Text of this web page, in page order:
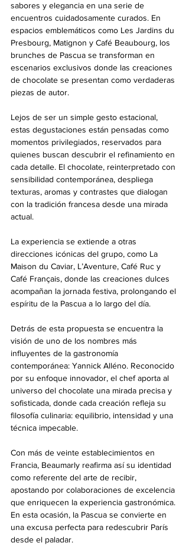
sabores y elegancia en una serie de
encuentros cuidadosamente curados. En
espacios emblemáticos como Les Jardins du
Presbourg, Matignon y Café Beaubourg, los
brunches de Pascua se transforman en
escenarios exclusivos donde las creaciones
de chocolate se presentan como verdaderas
piezas de autor.
Lejos de ser un simple gesto estacional,
estas degustaciones están pensadas como
momentos privilegiados, reservados para
quienes buscan descubrir el refinamiento en
cada detalle. El chocolate, reinterpretado con
sensibilidad contemporánea, despliega
texturas, aromas y contrastes que dialogan
con la tradición francesa desde una mirada
actual.
La experiencia se extiende a otras
direcciones icónicas del grupo, como La
Maison du Caviar, L’Aventure, Café Ruc y
Café Français, donde las creaciones dulces
acompañan la jornada festiva, prolongando el
espíritu de la Pascua a lo largo del día.
Detrás de esta propuesta se encuentra la
visión de uno de los nombres más
influyentes de la gastronomía
contemporánea: Yannick Alléno. Reconocido
por su enfoque innovador, el chef aporta al
universo del chocolate una mirada precisa y
sofisticada, donde cada creación refleja su
filosofía culinaria: equilibrio, intensidad y una
técnica impecable.
Con más de veinte establecimientos en
Francia, Beaumarly reafirma así su identidad
como referente del arte de recibir,
apostando por colaboraciones de excelencia
que enriquecen la experiencia gastronómica.
En esta ocasión, la Pascua se convierte en
una excusa perfecta para redescubrir París
desde el paladar.